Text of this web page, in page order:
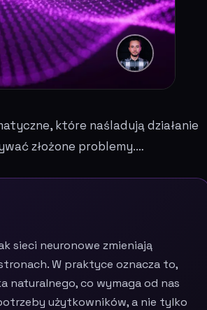
które naśladują działanie
złożone problemy.…
sieci neuronowe zmieniają
W praktyce oznacza to,
naturalnego, co wymaga od nas
użytkowników, a nie tylko